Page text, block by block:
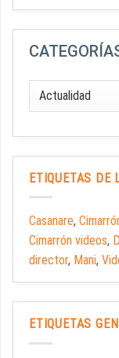
ETIQUETAS DE
Casanare,
Cimarrón videos,
director, Mani,
ETIQUETAS